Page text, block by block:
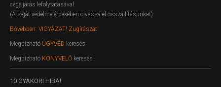
cégeljárás lefolytatásával.
(A saját védelme érdekében olvassa el összállításunkat)
Bővebben: VIGYÁZAT! Zugírászat
Megbízható ÜGYVÉD keresés
Megbízható KÖNYVELŐ keresés
10 GYAKORI HIBA!